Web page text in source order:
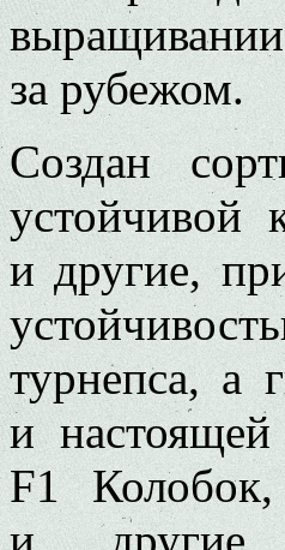
за рубежом.
Создан
и другие,
турнепса, а
и
F1
и другие,